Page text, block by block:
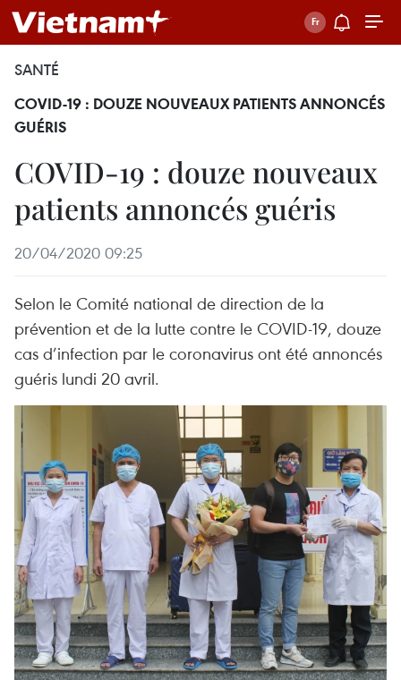
SANTÉ
COVID-19 : DOUZE NOUVEAUX PATIENTS ANNONCÉS
GUÉRIS
COVID-19 : douze nouveaux
patients annoncés guéris
20/04/2020 09:25
Selon le Comité national de direction de la
prévention et de la lutte contre le COVID-19, douze
cas d’infection par le coronavirus ont été annoncés
guéris lundi 20 avril.